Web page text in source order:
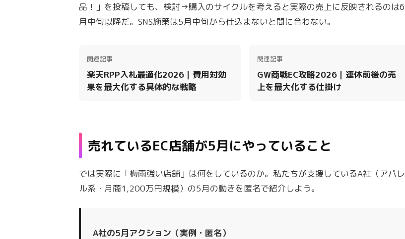
品！」を投稿しても、検討→購入のサイクルを考えると実際の売上に反映されるのは6
月中旬以降だ。SNS施策は5月中旬から仕込まないと間に合わない。
関連記事
楽天RPP入札最適化2026｜費用対効
果を最大化する具体的な戦略
関連記事
GW商戦EC攻略2026｜連休前後の売
上を最大化する仕掛け
売れているEC店舗が5月にやっていること
では実際に「梅雨強い店舗」は何をしているのか。私たちが支援しているA社（アパレ
ル系・月商1,200万円規模）の5月の動きを匿名で紹介しよう。
A社の5月アクション（実例・匿名）